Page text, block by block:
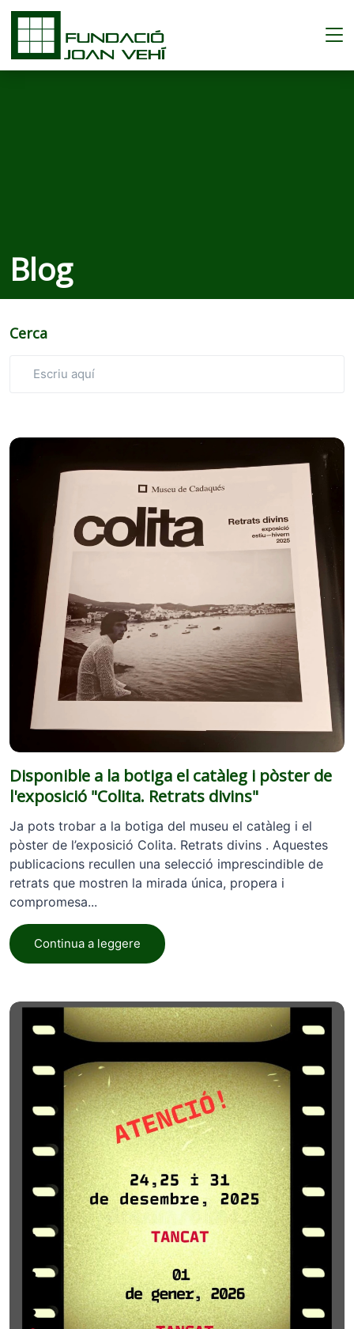
Blog
Disponible a la botiga el catàleg i pòster de
l'exposició "Colita. Retrats divins"
Ja pots trobar a la botiga del museu el catàleg i el
pòster de l’exposició Colita. Retrats divins . Aquestes
publicacions recullen una selecció imprescindible de
retrats que mostren la mirada única, propera i
compromesa...
Continua a leggere
Cerca